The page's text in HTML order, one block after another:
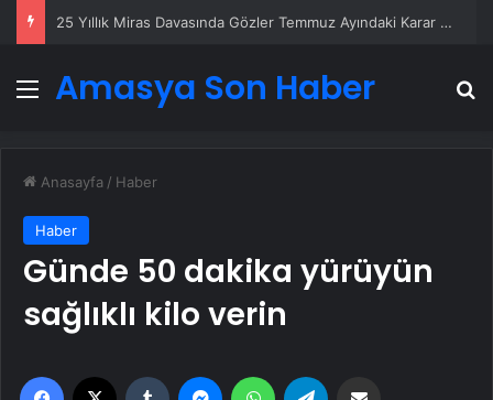
25 Yıllık Miras Davasında Gözler Temmuz Ayındaki Karar Duruşmasına Çevrildi
Menü
Amasya Son Haber
Anasayfa / Haber
Haber
Günde 50 dakika yürüyün
sağlıklı kilo verin
Facebook Tumblr MessengerWhatsApp